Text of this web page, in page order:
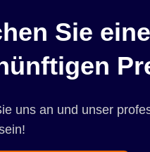
Sie
uns an und unser